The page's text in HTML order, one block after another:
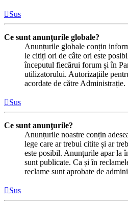
Sus
Ce sunt anunţurile globale?
Anunțurile globale conțin
le citiți ori de câte ori este
începutul fiecărui forum și în
utilizatorului. Autorizațiile
acordate de către Administrație.
Sus
Ce sunt anunţurile?
Anunțurile noastre conțin
lege care ar trebui citite și ar
este posibil. Anunțurile apar la
sunt publicate. Ca și în
reclame sunt aprobate de
Sus